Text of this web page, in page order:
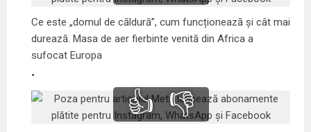
Ce este „domul de căldură”, cum funcționează și cât mai
durează. Masa de aer fierbinte venită din Africa a
sufocat Europa
👍 👎